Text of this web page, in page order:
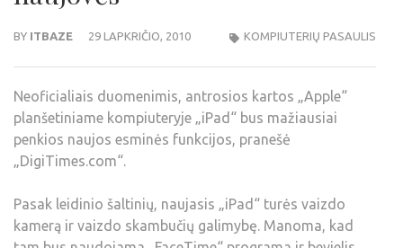
BY ITBAZE 29 LAPKRIČIO, 2010 KOMPIUTERIŲ PASAULIS
Neoficialiais duomenimis, antrosios kartos „Apple“
planšetiniame kompiuteryje „iPad“ bus mažiausiai
penkios naujos esminės funkcijos, pranešė
„DigiTimes.com“.
Pasak leidinio šaltinių, naujasis „iPad“ turės vaizdo
kamerą ir vaizdo skambučių galimybę. Manoma, kad